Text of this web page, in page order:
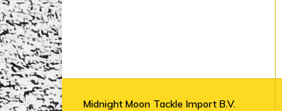
Midnight Moon Tackle Import B.V.